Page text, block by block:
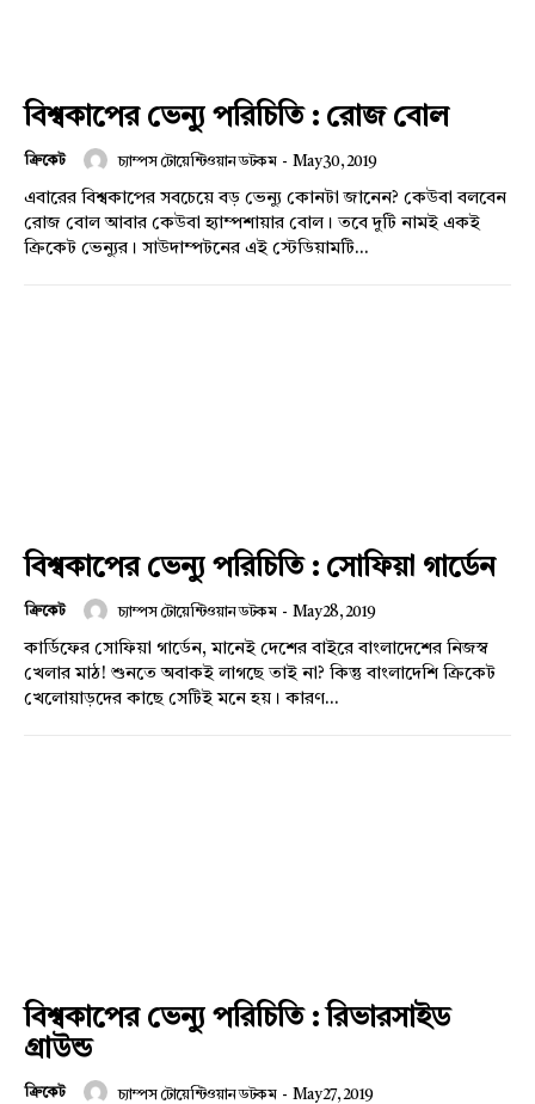
বিশ্বকাপের ভেন্যু পরিচিতি : রোজ বোল
ক্রিকেট চ্যাম্পস টোয়েন্টিওয়ান ডটকম - May 30, 2019
এবারের বিশ্বকাপের সবচেয়ে বড় ভেন্যু কোনটা জানেন? কেউবা বলবেন
রোজ বোল আবার কেউবা হ্যাম্পশায়ার বোল। তবে দুটি নামই একই
ক্রিকেট ভেন্যুর। সাউদাম্পটনের এই স্টেডিয়ামটি...
বিশ্বকাপের ভেন্যু পরিচিতি : সোফিয়া গার্ডেন
ক্রিকেট চ্যাম্পস টোয়েন্টিওয়ান ডটকম - May 28, 2019
কার্ডিফের সোফিয়া গার্ডেন, মানেই দেশের বাইরে বাংলাদেশের নিজস্ব
খেলার মাঠ! শুনতে অবাকই লাগছে তাই না? কিন্তু বাংলাদেশি ক্রিকেট
খেলোয়াড়দের কাছে সেটিই মনে হয়। কারণ...
বিশ্বকাপের ভেন্যু পরিচিতি : রিভারসাইড
গ্রাউন্ড
ক্রিকেট চ্যাম্পস টোয়েন্টিওয়ান ডটকম - May 27, 2019